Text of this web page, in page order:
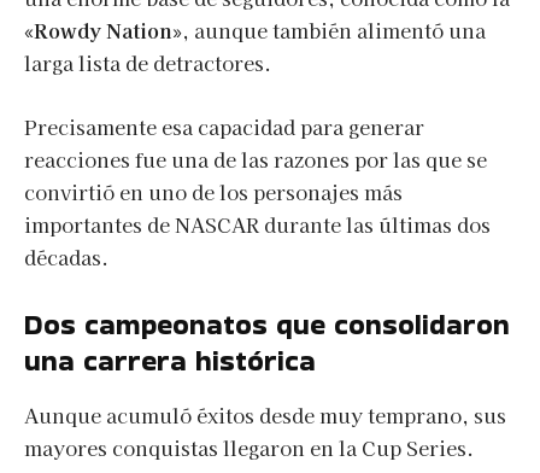
«Rowdy Nation», aunque también alimentó una
larga lista de detractores.
Precisamente esa capacidad para generar
reacciones fue una de las razones por las que se
convirtió en uno de los personajes más
importantes de NASCAR durante las últimas dos
décadas.
Dos campeonatos que consolidaron
una carrera histórica
Aunque acumuló éxitos desde muy temprano, sus
mayores conquistas llegaron en la Cup Series.